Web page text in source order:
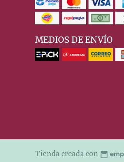
MEDIOS DE ENVÍO
Tienda creada con